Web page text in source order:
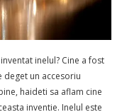
inelul? Cine a fost
deget un accesoriu
haideti sa aflam cine
inventie. Inelul este